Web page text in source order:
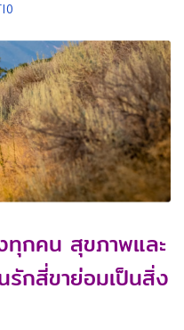
ทุกคน สุขภาพและ
กสี่ขาย่อมเป็นสิ่ง